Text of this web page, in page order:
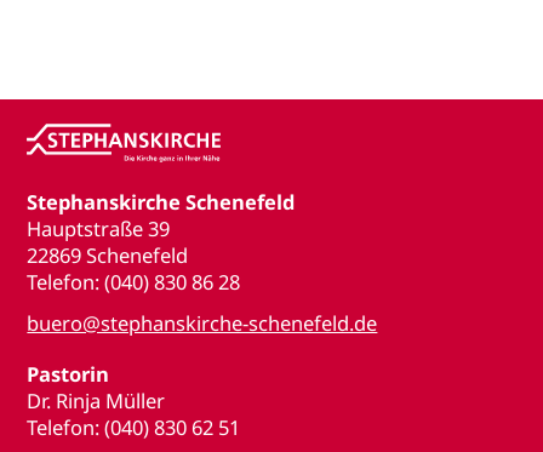
Stephanskirche Schenefeld
Hauptstraße 39
22869 Schenefeld
Telefon: (040) 830 86 28
buero@stephanskirche-schenefeld.de
Pastorin
Dr. Rinja Müller
Telefon: (040) 830 62 51